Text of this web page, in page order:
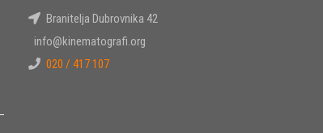
Branitelja Dubrovnika 42
info@kinematografi.org
020 / 417 107